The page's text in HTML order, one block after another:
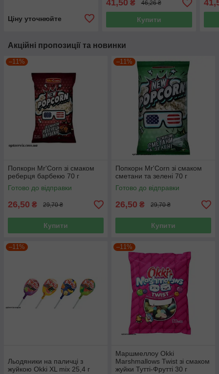
Ціну уточнюйте
41,50 ₴ 46,26 ₴
Купити
Акційні пропозиції та новинки
–11%
Попкорн Mr'Corn зі смаком
реберця барбекю 70 г
Готово до відправки
26,50 ₴ 29,70 ₴
Купити
–11%
Попкорн Mr'Corn зі смаком
сметани та зелені 70 г
Готово до відправки
26,50 ₴ 29,70 ₴
Купити
–11%
Льодяники на паличці з
жуйкою Okki XL mix 25,4 г
–11%
Маршмеллоу Okki
Marshmallows Twist зі смаком
жуйки Тутті-Фрутті 30 г